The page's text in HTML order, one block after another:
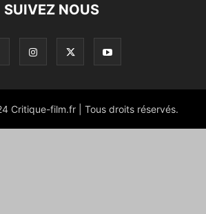
SUIVEZ NOUS
Critique-film.fr | Tous droits réservés.